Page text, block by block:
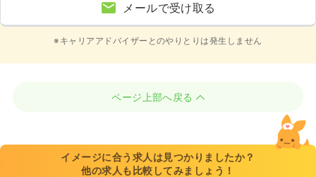
メールで受け取る
※キャリアアドバイザーとのやりとりは発生しません
ページ上部へ戻る
イメージに合う求人は見つかりましたか？
他の求人も比較してみましょう！